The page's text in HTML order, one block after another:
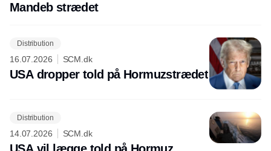
Mandeb strædet
Distribution
16.07.2026 SCM.dk
USA dropper told på Hormuzstrædet
Distribution
14.07.2026 SCM.dk